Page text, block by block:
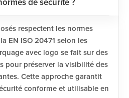
de sécurité ?
respectent les normes
EN ISO 20471 selon les
avec logo se fait sur des
pour préserver la visibilité des
Cette approche garantit
conforme et utilisable en